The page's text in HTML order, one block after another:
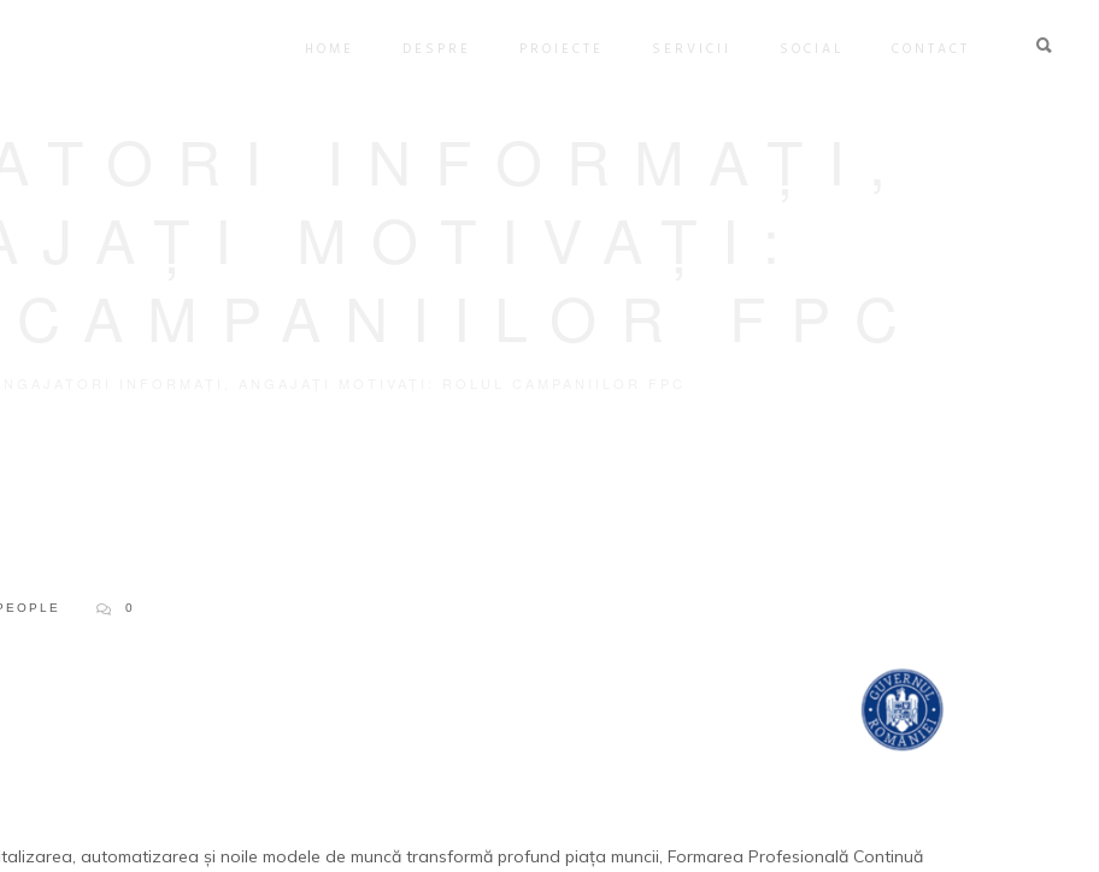
HOME DESPRE PROIECTE SERVICII SOCIAL CONTACT
0
automatizarea și noile modele de muncă transformă profund piața muncii, Formarea Profesională Continuă